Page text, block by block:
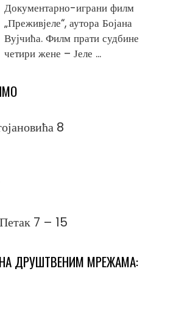
Документарно-играни филм
„Преживјеле“, аутора Бојана
Вујчића. Филм прати судбине
четири жене – Јеле ...
8
7 – 15
ДРУШТВЕНИМ МРЕЖАМА: